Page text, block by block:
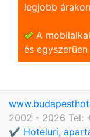
legjobb
A
és
2002 - 2026 Tel:
✔️ Hoteluri,